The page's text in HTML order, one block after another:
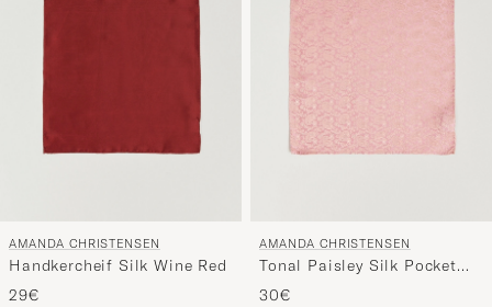
AMANDA CHRISTENSEN
Handkercheif Silk Wine Red
29€
AMANDA CHRISTENSEN
Tonal Paisley Silk Pocket
Square Powder Pink
30€